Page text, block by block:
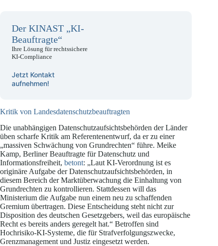
Der KINAST „KI-
Beauftragte“
Ihre Lösung für rechtssichere
KI-Compliance
Jetzt Kontakt
aufnehmen!
Kritik von Landesdatenschutzbeauftragten
Die unabhängigen Datenschutzaufsichtsbehörden der Länder
üben scharfe Kritik am Referentenentwurf, da er zu einer
„massiven Schwächung von Grundrechten“ führe. Meike
Kamp, Berliner Beauftragte für Datenschutz und
Informationsfreiheit, betont: „Laut KI-Verordnung ist es
originäre Aufgabe der Datenschutzaufsichtsbehörden, in
diesem Bereich der Marktüberwachung die Einhaltung von
Grundrechten zu kontrollieren. Stattdessen will das
Ministerium die Aufgabe nun einem neu zu schaffenden
Gremium übertragen. Diese Entscheidung steht nicht zur
Disposition des deutschen Gesetzgebers, weil das europäische
Recht es bereits anders geregelt hat.“ Betroffen sind
Hochrisiko-KI-Systeme, die für Strafverfolgungszwecke,
Grenzmanagement und Justiz eingesetzt werden.